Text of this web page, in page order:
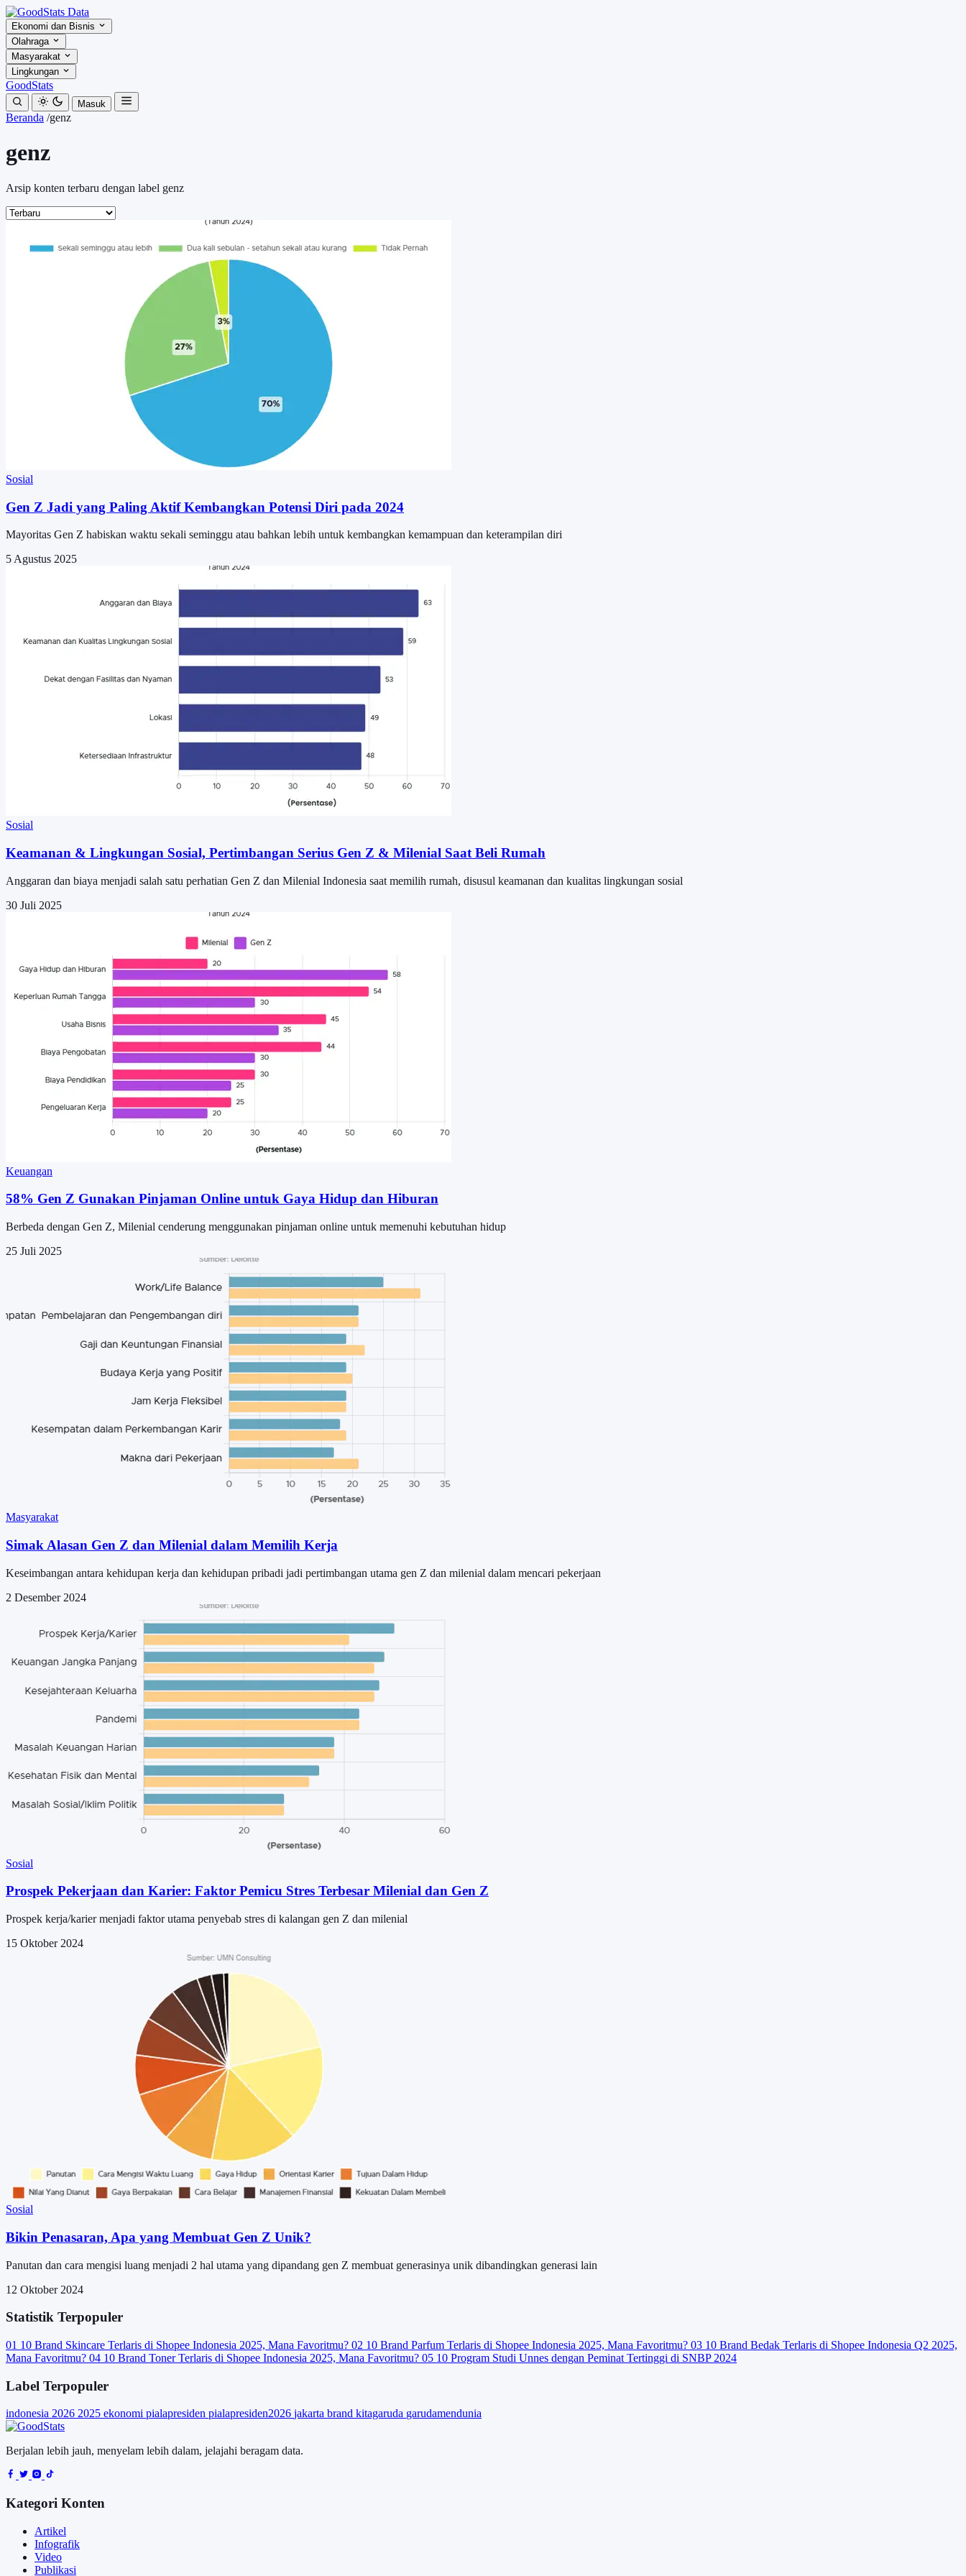
Ekonomi dan Bisnis
Olahraga
Masyarakat
Lingkungan
GoodStats
Masuk
Beranda /genz
genz
Arsip konten terbaru dengan label genz
Sosial
Gen Z Jadi yang Paling Aktif Kembangkan Potensi Diri pada 2024
Mayoritas Gen Z habiskan waktu sekali seminggu atau bahkan lebih untuk kembangkan kemampuan dan keterampilan diri
5 Agustus 2025
Sosial
Keamanan & Lingkungan Sosial, Pertimbangan Serius Gen Z & Milenial Saat Beli Rumah
Anggaran dan biaya menjadi salah satu perhatian Gen Z dan Milenial Indonesia saat memilih rumah, disusul keamanan dan kualitas lingkungan sosial
30 Juli 2025
Keuangan
58% Gen Z Gunakan Pinjaman Online untuk Gaya Hidup dan Hiburan
Berbeda dengan Gen Z, Milenial cenderung menggunakan pinjaman online untuk memenuhi kebutuhan hidup
25 Juli 2025
Masyarakat
Simak Alasan Gen Z dan Milenial dalam Memilih Kerja
Keseimbangan antara kehidupan kerja dan kehidupan pribadi jadi pertimbangan utama gen Z dan milenial dalam mencari pekerjaan
2 Desember 2024
Sosial
Prospek Pekerjaan dan Karier: Faktor Pemicu Stres Terbesar Milenial dan Gen Z
Prospek kerja/karier menjadi faktor utama penyebab stres di kalangan gen Z dan milenial
15 Oktober 2024
Sosial
Bikin Penasaran, Apa yang Membuat Gen Z Unik?
Panutan dan cara mengisi luang menjadi 2 hal utama yang dipandang gen Z membuat generasinya unik dibandingkan generasi lain
12 Oktober 2024
Statistik Terpopuler
01 10 Brand Skincare Terlaris di Shopee Indonesia 2025, Mana Favoritmu? 02 10 Brand Parfum Terlaris di Shopee Indonesia 2025, Mana Favoritmu? 03 10 Brand Bedak Terlaris di Shopee Indonesia Q2 2025,
Mana Favoritmu? 04 10 Brand Toner Terlaris di Shopee Indonesia 2025, Mana Favoritmu? 05 10 Program Studi Unnes dengan Peminat Tertinggi di SNBP 2024
Label Terpopuler
indonesia 2026 2025 ekonomi pialapresiden pialapresiden2026 jakarta brand kitagaruda garudamendunia
Berjalan lebih jauh, menyelam lebih dalam, jelajahi beragam data.
Kategori Konten
Artikel
Infografik
Video
Publikasi